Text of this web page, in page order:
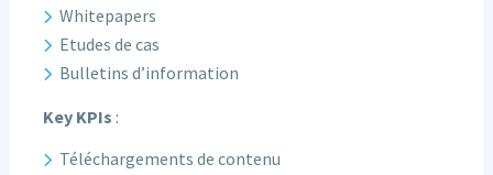
Whitepapers
Etudes de cas
Bulletins d’information
Key KPIs :
Téléchargements de contenu